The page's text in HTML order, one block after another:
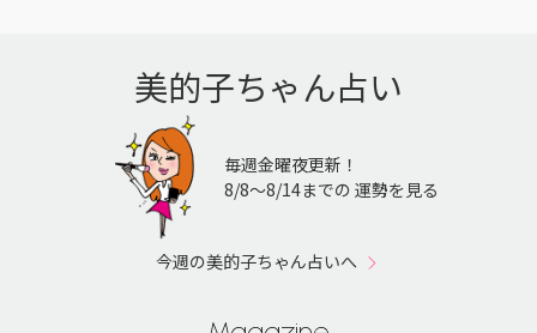
美的子ちゃん占い
毎週金曜夜更新！
8/8〜8/14までの 運勢を見る
今週の美的子ちゃん占いへ